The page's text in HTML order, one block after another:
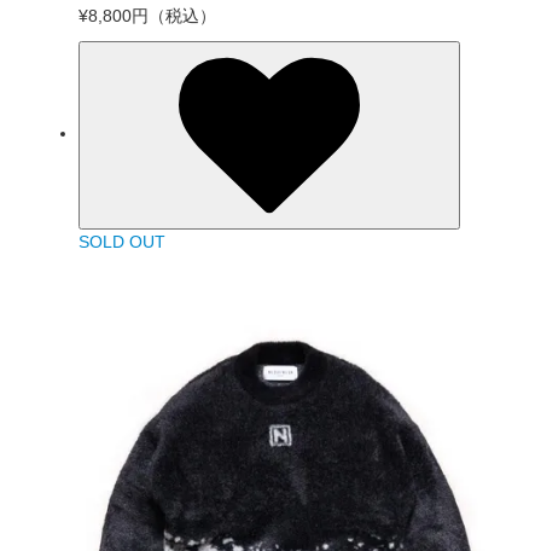
¥8,800円 （税込）
SOLD OUT